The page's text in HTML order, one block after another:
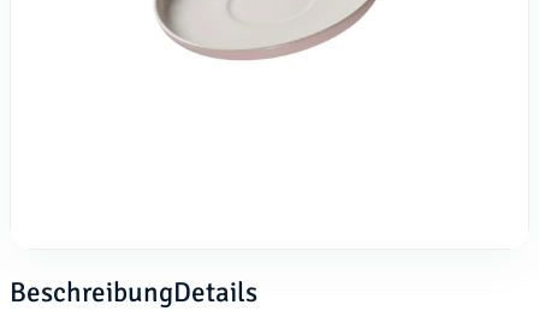
BeschreibungDetails